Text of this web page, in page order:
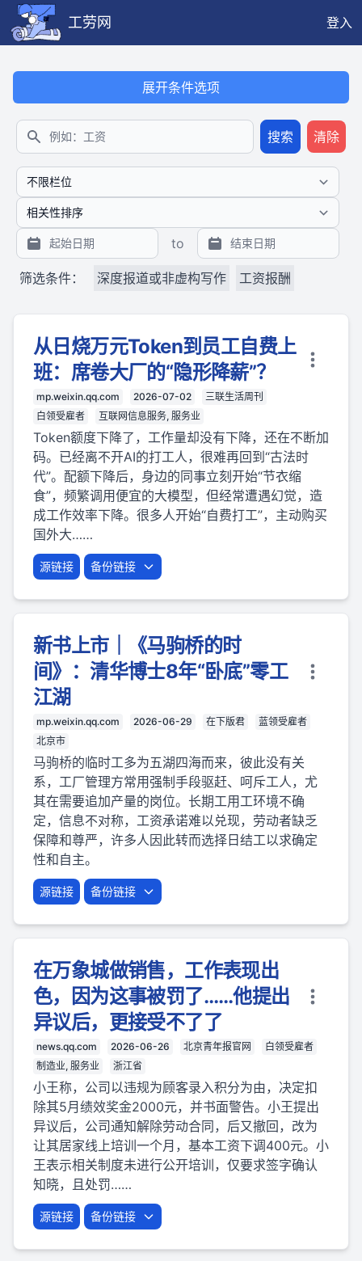
工劳网
登入
展开条件选项
搜索
搜索 清除
to
筛选条件： 深度报道或非虚构写作 工资报酬
从日烧万元Token到员工自费上
班：席卷大厂的“隐形降薪”？
mp.weixin.qq.com 2026-07-02
三联生活周刊
白领受雇者
互联网信息服务, 服务业
Token额度下降了，工作量却没有下降，还在不断加
码。已经离不开AI的打工人，很难再回到“古法时
代”。配额下降后，身边的同事立刻开始“节衣缩
食”，频繁调用便宜的大模型，但经常遭遇幻觉，造
成工作效率下降。很多人开始“自费打工”，主动购买
国外大……
源链接 备份链接
新书上市｜《马驹桥的时
间》：清华博士8年“卧底”零工
江湖
mp.weixin.qq.com 2026-06-29 在下版君
蓝领受雇者
北京市
马驹桥的临时工多为五湖四海而来，彼此没有关
系，工厂管理方常用强制手段驱赶、呵斥工人，尤
其在需要追加产量的岗位。长期工用工环境不确
定，信息不对称，工资承诺难以兑现，劳动者缺乏
保障和尊严，许多人因此转而选择日结工以求确定
性和自主。
源链接 备份链接
在万象城做销售，工作表现出
色，因为这事被罚了……他提出
异议后，更接受不了了
news.qq.com 2026-06-26 北京青年报官网
白领受雇者
制造业, 服务业
浙江省
小王称，公司以违规为顾客录入积分为由，决定扣
除其5月绩效奖金2000元，并书面警告。小王提出
异议后，公司通知解除劳动合同，后又撤回，改为
让其居家线上培训一个月，基本工资下调400元。小
王表示相关制度未进行公开培训，仅要求签字确认
知晓，且处罚……
源链接 备份链接